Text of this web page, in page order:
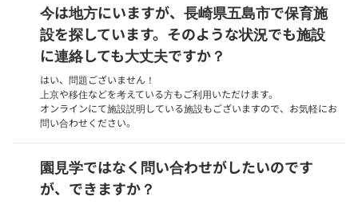
今は地方にいますが、長崎県五島市で保育施
設を探しています。そのような状況でも施設
に連絡しても大丈夫ですか？
はい、問題ございません！
上京や移住などを考えている方もご利用いただけます。
オンラインにて施設説明している施設もございますので、お気軽にお
問い合わせください。
園見学ではなく問い合わせがしたいのです
が、できますか？